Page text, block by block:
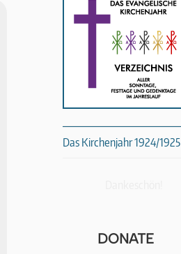
Das Kirchenjahr 1924/1925
DONATE